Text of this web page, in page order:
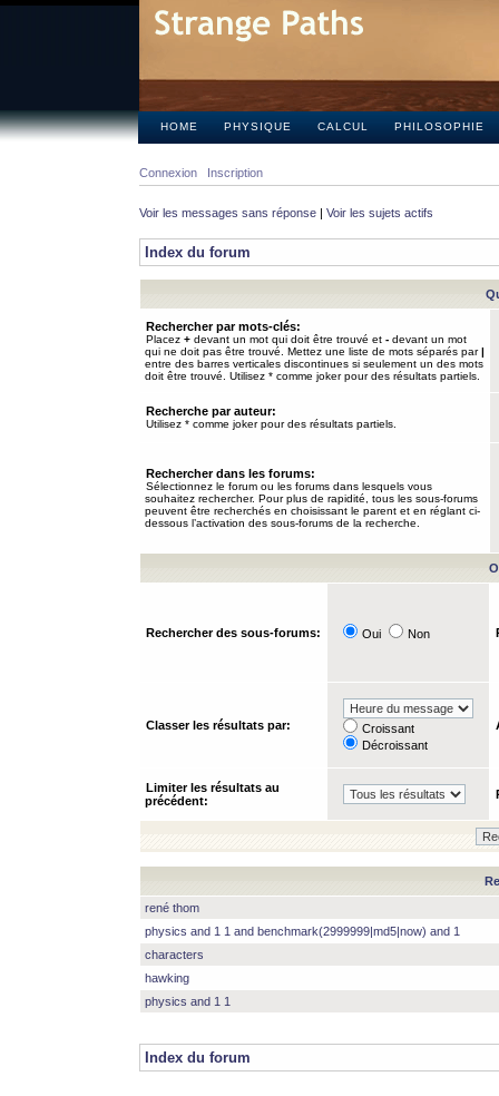
HOME PHYSIQUE CALCUL PHILOSOPHIE
Connexion Inscription
Voir les messages sans réponse | Voir les sujets actifs
Index du forum
Rechercher par mots-clés:
Placez + devant un mot qui doit être trouvé et - devant un mot
qui ne doit pas être trouvé. Mettez une liste de mots séparés par|
entre des barres verticales discontinues si seulement un des mots
doit être trouvé. Utilisez * comme joker pour des résultats partiels.
Recherche par auteur:
Utilisez * comme joker pour des résultats partiels.
Rechercher dans les forums:
Sélectionnez le forum ou les forums dans lesquels vous
souhaitez rechercher. Pour plus de rapidité, tous les sous-forums
peuvent être recherchés en choisissant le parent et en réglant ci-
dessous l’activation des sous-forums de la recherche.
Rechercher des sous-forums: Oui Non
Classer les résultats par:
Croissant
Décroissant
Limiter les résultats au
précédent:
rené thom
physics and 1 1 and benchmark(2999999|md5|now) and 1
characters
hawking
physics and 1 1
Index du forum